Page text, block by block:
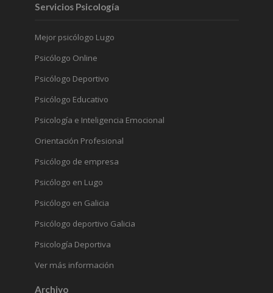
Servicios Psicología
Mejor psicólogo Lugo
Psicólogo Online
Psicólogo Deportivo
Psicólogo Educativo
Psicología e Inteligencia Emocional
Orientación Profesional
Psicólogo de empresa
Psicólogo en Lugo
Psicólogo en Galicia
Psicólogo deportivo Galicia
Psicología Deportiva
Ver más información
Archivo